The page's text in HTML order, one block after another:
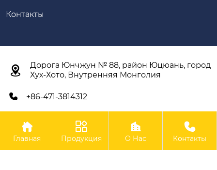
Контакты

Дорога Юнчжун № 88, район Юцюань, город
Хух-Хото, Внутренняя Монголия
 +86-471-3814312
Авторское право©ООО Внутренняя Монголия Синьян
Сельскохозяйственное Оборудование

Главная

Продукция

О Нас

Контакты